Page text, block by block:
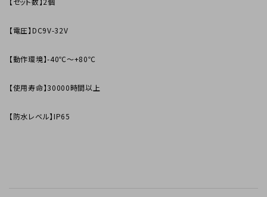
【電圧】DC9V-32V
【動作環境】-40℃～+80℃
【使用寿命】30000時間以上
【防水レベル】IP65